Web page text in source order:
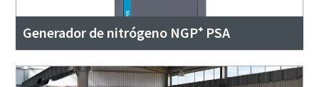
Generador de nitrógeno NGP⁺ PSA